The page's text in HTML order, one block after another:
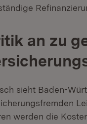
an zu
sieht Baden-
werden die